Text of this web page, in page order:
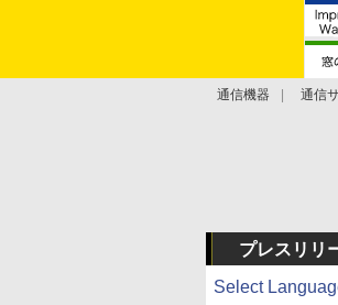
通信機器 通信
プレスリリ
Select